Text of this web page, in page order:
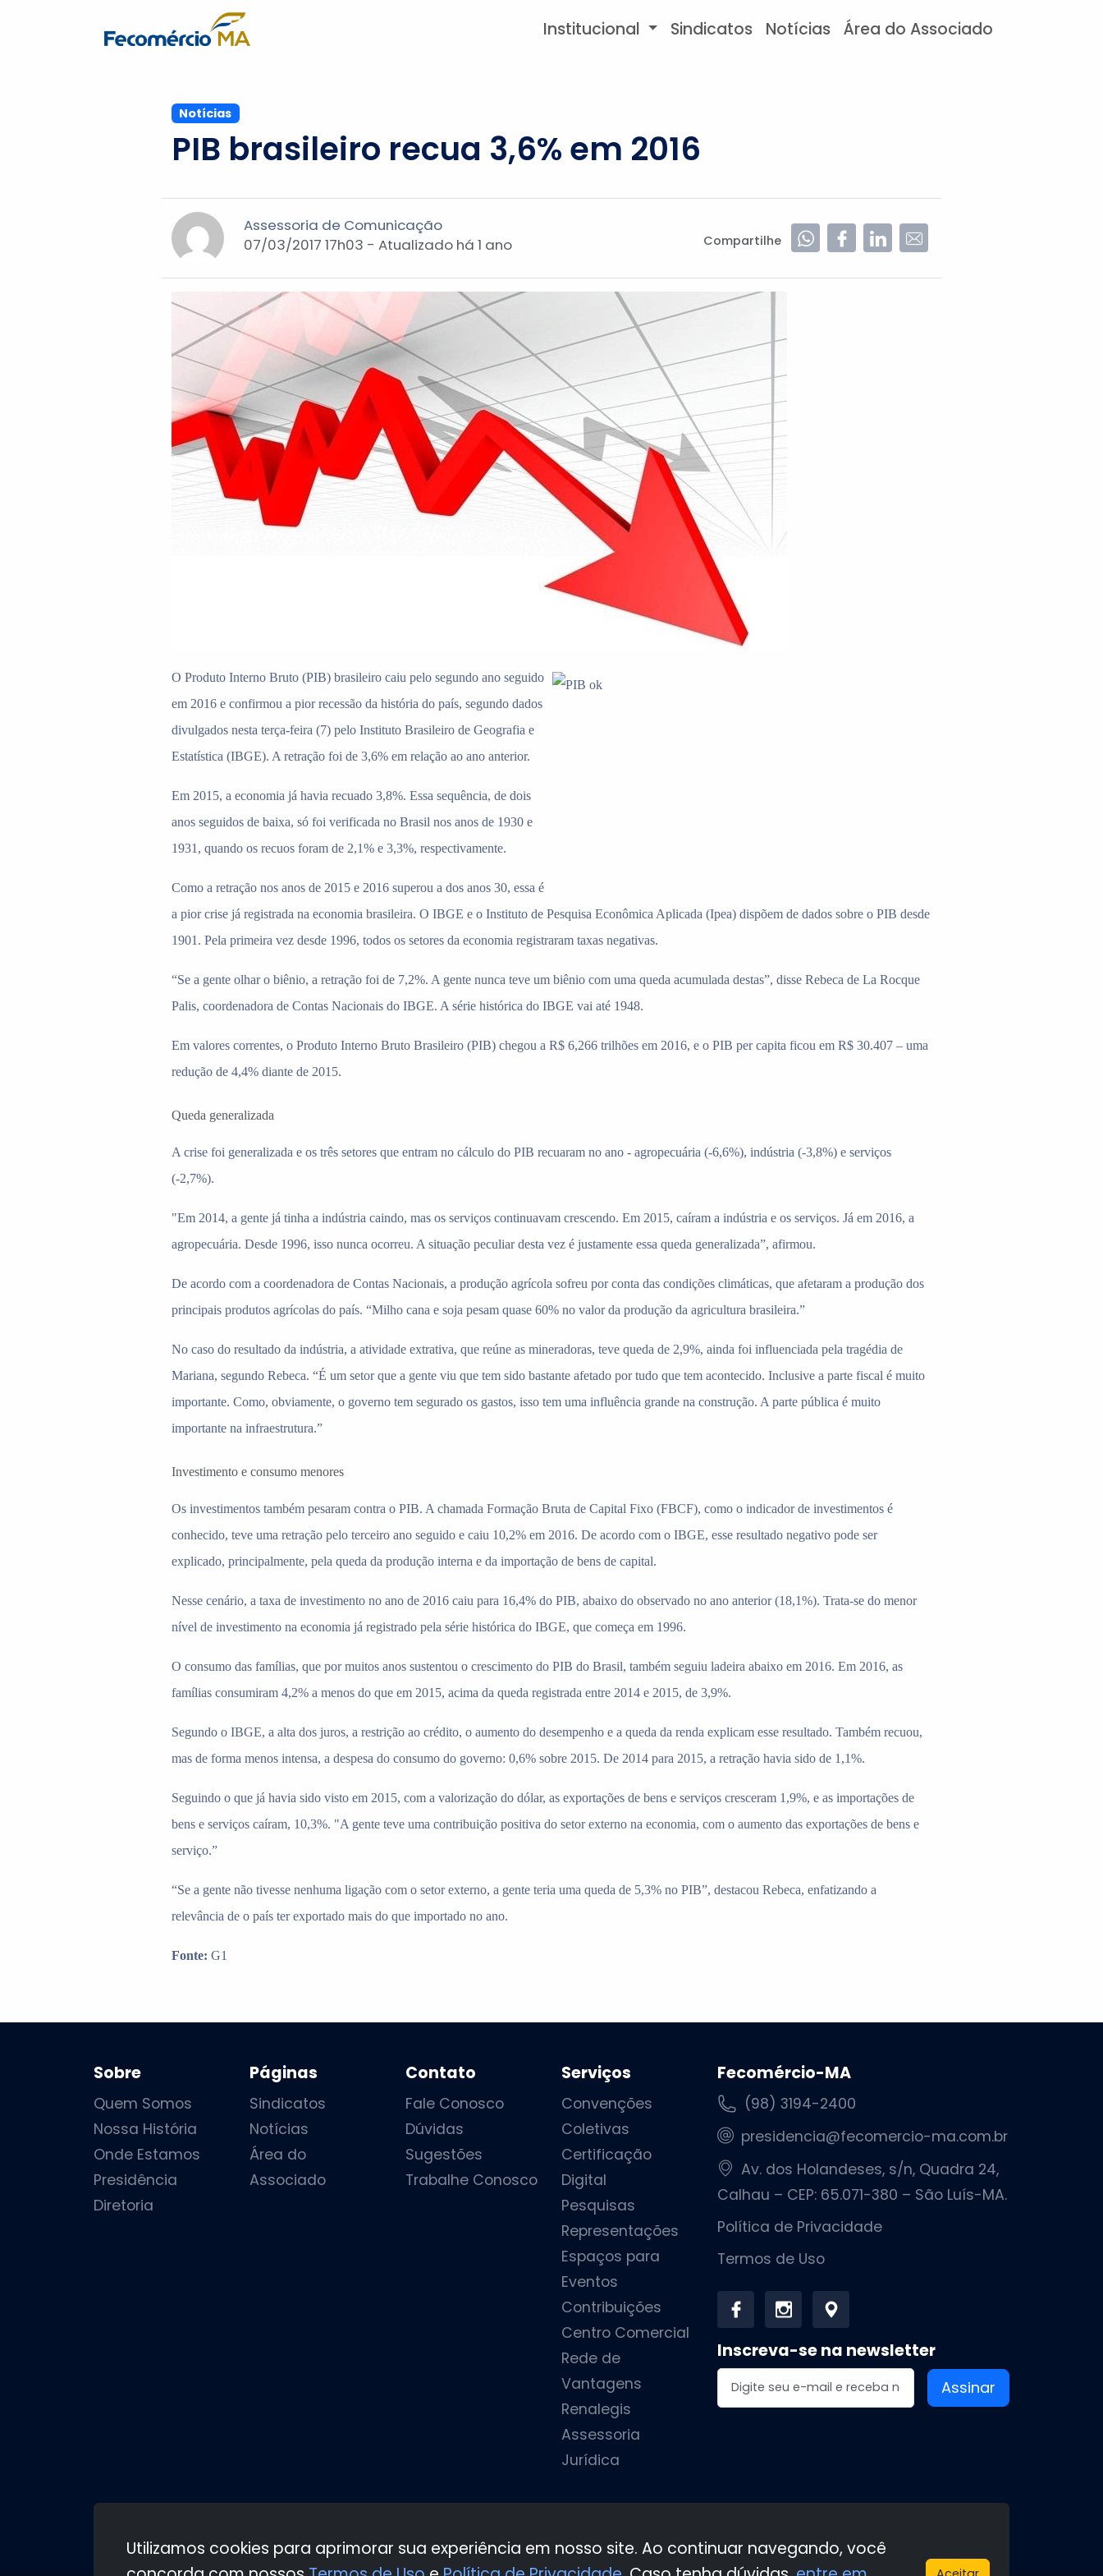
Institucional Sindicatos Notícias Área do Associado
Notícias
PIB brasileiro recua 3,6% em 2016
Assessoria de Comunicação
07/03/2017 17h03 - Atualizado há 1 ano Compartilhe
O Produto Interno Bruto (PIB) brasileiro caiu pelo segundo ano seguido
em 2016 e confirmou a pior recessão da história do país, segundo dados
divulgados nesta terça-feira (7) pelo Instituto Brasileiro de Geografia e
Estatística (IBGE). A retração foi de 3,6% em relação ao ano anterior.
Em 2015, a economia já havia recuado 3,8%. Essa sequência, de dois
anos seguidos de baixa, só foi verificada no Brasil nos anos de 1930 e
1931, quando os recuos foram de 2,1% e 3,3%, respectivamente.
Como a retração nos anos de 2015 e 2016 superou a dos anos 30, essa é
a pior crise já registrada na economia brasileira. O IBGE e o Instituto de Pesquisa Econômica Aplicada (Ipea) dispõem de dados sobre o PIB desde
1901. Pela primeira vez desde 1996, todos os setores da economia registraram taxas negativas.
“Se a gente olhar o biênio, a retração foi de 7,2%. A gente nunca teve um biênio com uma queda acumulada destas”, disse Rebeca de La Rocque
Palis, coordenadora de Contas Nacionais do IBGE. A série histórica do IBGE vai até 1948.
Em valores correntes, o Produto Interno Bruto Brasileiro (PIB) chegou a R$ 6,266 trilhões em 2016, e o PIB per capita ficou em R$ 30.407 – uma
redução de 4,4% diante de 2015.
Queda generalizada
A crise foi generalizada e os três setores que entram no cálculo do PIB recuaram no ano - agropecuária (-6,6%), indústria (-3,8%) e serviços
(-2,7%).
"Em 2014, a gente já tinha a indústria caindo, mas os serviços continuavam crescendo. Em 2015, caíram a indústria e os serviços. Já em 2016, a
agropecuária. Desde 1996, isso nunca ocorreu. A situação peculiar desta vez é justamente essa queda generalizada”, afirmou.
De acordo com a coordenadora de Contas Nacionais, a produção agrícola sofreu por conta das condições climáticas, que afetaram a produção dos
principais produtos agrícolas do país. “Milho cana e soja pesam quase 60% no valor da produção da agricultura brasileira.”
No caso do resultado da indústria, a atividade extrativa, que reúne as mineradoras, teve queda de 2,9%, ainda foi influenciada pela tragédia de
Mariana, segundo Rebeca. “É um setor que a gente viu que tem sido bastante afetado por tudo que tem acontecido. Inclusive a parte fiscal é muito
importante. Como, obviamente, o governo tem segurado os gastos, isso tem uma influência grande na construção. A parte pública é muito
importante na infraestrutura.”
Investimento e consumo menores
Os investimentos também pesaram contra o PIB. A chamada Formação Bruta de Capital Fixo (FBCF), como o indicador de investimentos é
conhecido, teve uma retração pelo terceiro ano seguido e caiu 10,2% em 2016. De acordo com o IBGE, esse resultado negativo pode ser
explicado, principalmente, pela queda da produção interna e da importação de bens de capital.
Nesse cenário, a taxa de investimento no ano de 2016 caiu para 16,4% do PIB, abaixo do observado no ano anterior (18,1%). Trata-se do menor
nível de investimento na economia já registrado pela série histórica do IBGE, que começa em 1996.
O consumo das famílias, que por muitos anos sustentou o crescimento do PIB do Brasil, também seguiu ladeira abaixo em 2016. Em 2016, as
famílias consumiram 4,2% a menos do que em 2015, acima da queda registrada entre 2014 e 2015, de 3,9%.
Segundo o IBGE, a alta dos juros, a restrição ao crédito, o aumento do desempenho e a queda da renda explicam esse resultado. Também recuou,
mas de forma menos intensa, a despesa do consumo do governo: 0,6% sobre 2015. De 2014 para 2015, a retração havia sido de 1,1%.
Seguindo o que já havia sido visto em 2015, com a valorização do dólar, as exportações de bens e serviços cresceram 1,9%, e as importações de
bens e serviços caíram, 10,3%. "A gente teve uma contribuição positiva do setor externo na economia, com o aumento das exportações de bens e
serviço.”
“Se a gente não tivesse nenhuma ligação com o setor externo, a gente teria uma queda de 5,3% no PIB”, destacou Rebeca, enfatizando a
relevância de o país ter exportado mais do que importado no ano.
Fonte: G1
Sobre
Quem Somos
Nossa História
Onde Estamos
Presidência
Diretoria
Páginas
Sindicatos
Notícias
Área do
Associado
Contato
Fale Conosco
Dúvidas
Sugestões
Trabalhe Conosco
Serviços
Convenções
Coletivas
Certificação
Digital
Pesquisas
Representações
Espaços para
Eventos
Contribuições
Centro Comercial
Rede de
Vantagens
Renalegis
Assessoria
Jurídica
Fecomércio-MA
(98) 3194-2400
presidencia@fecomercio-ma.com.br
Av. dos Holandeses, s/n, Quadra 24,
Calhau – CEP: 65.071-380 – São Luís-MA.
Política de Privacidade
Termos de Uso
Inscreva-se na newsletter
Endereço de email
Assinar
Utilizamos cookies para aprimorar sua experiência em nosso site. Ao continuar navegando, você